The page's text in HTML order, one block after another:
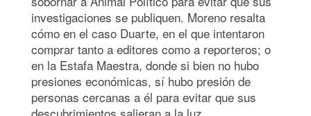
investigaciones se publiquen. Moreno resalta
cómo en el caso Duarte, en el que intentaron
comprar tanto a editores como a reporteros; o
en la Estafa Maestra, donde si bien no hubo
presiones económicas, sí hubo presión de
personas cercanas a él para evitar que sus